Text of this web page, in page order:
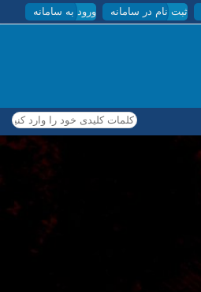
ثبت نام در سامانه ورود به سامانه
کلمات کلیدی خود را وارد کنید